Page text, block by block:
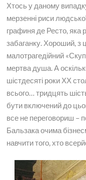
Хтось у даному
мерзенні риси
графиня де Ресто, яка
забаганку. Хороший, з
малотрагедійний
мертва душа. А
шістдесяті роки ХХ
всього… тридцять
бути включений до
все не переговориш –
Бальзака очима
навчити того, хто